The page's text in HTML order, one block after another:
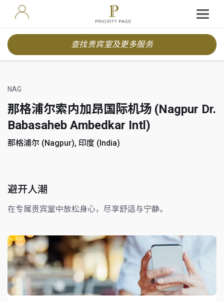
查找贵宾室及更多服务
NAG
那格浦尔索内加昂国际机场 (Nagpur Dr.
Babasaheb Ambedkar Intl)
那格浦尔 (Nagpur), 印度 (India)
避开人潮
在专属贵宾室中放松身心，尽享舒适与宁静。